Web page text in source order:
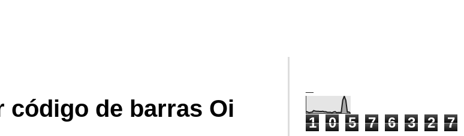
código de barras Oi
1 0 5 7 6 3 2 7